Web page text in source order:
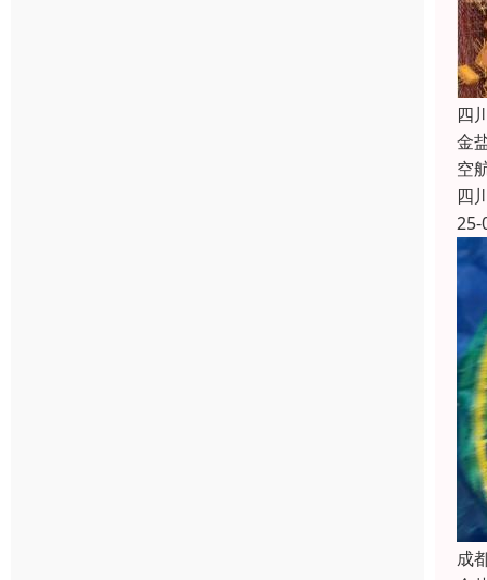
四
金
空
四
25-
成